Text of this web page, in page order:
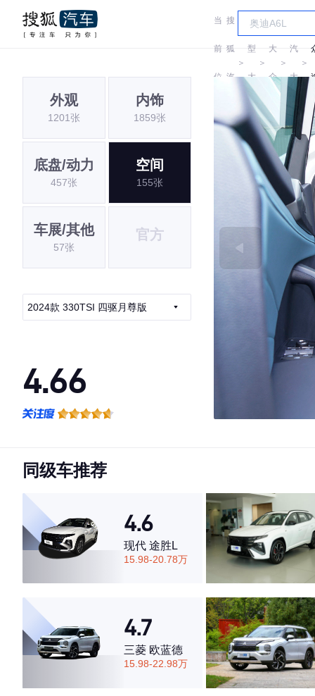
当
前
位
搜
狐
汽
＞
车
型
大
全
＞
大
众
＞
汽
大
众
＞
外观
1201张
内饰
1859张
底盘/动力
457张
空间
155张
车展/其他
57张
官方
2024款 330TSI 四驱月尊版
4.66
·空间表现较为优秀，优于53%同级车
同级车推荐
4.6
现代 途胜L
15.98-20.78万
4.7
三菱 欧蓝德
15.98-22.98万